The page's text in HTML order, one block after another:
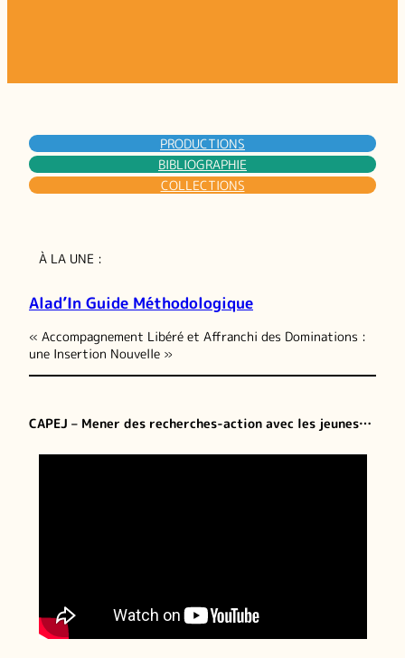
PRODUCTIONS
BIBLIOGRAPHIE
COLLECTIONS
À LA UNE :
Alad’In Guide Méthodologique
« Accompagnement Libéré et Affranchi des Dominations :
une Insertion Nouvelle »
CAPEJ – Mener des recherches-action avec les jeunes…